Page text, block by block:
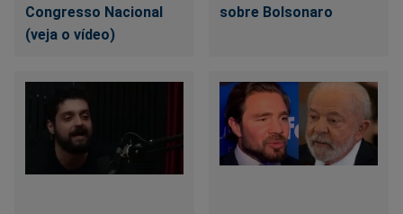
Congresso Nacional
(veja o vídeo)
sobre Bolsonaro